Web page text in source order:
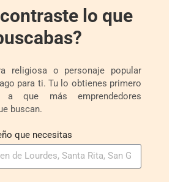
lo que
religiosa o personaje popular
para ti. Tu lo obtienes primero
a que más emprendedores
buscan.
que necesitas